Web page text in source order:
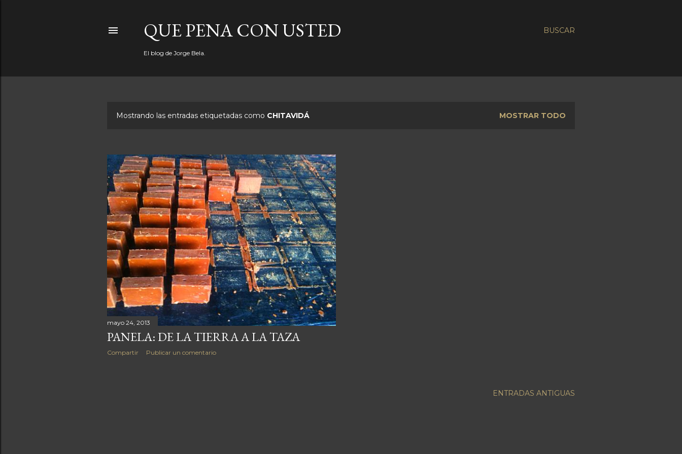
BUSCAR
QUE PENA CON USTED
El blog de Jorge Bela.
t
r
a
d
a
s
Mostrando las entradas etiquetadas como CHITAVIDÁ MOSTRAR TODO
mayo 24, 2013
PANELA: DE LA TIERRA A LA TAZA
Compartir Publicar un comentario
ENTRADAS ANTIGUAS